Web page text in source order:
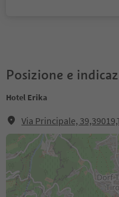
Posizione e
Hotel Erika
Via Principale,